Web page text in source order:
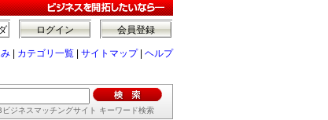
会員登録
ログイン
カテゴリ一覧 サイトマップ| ヘルプ
ジネスマッチングサイト キーワード検索